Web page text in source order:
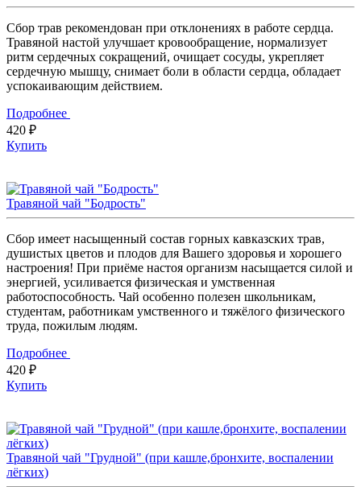
Сбор трав рекомендован при отклонениях в работе сердца.
Травяной настой улучшает кровообращение, нормализует
ритм сердечных сокращений, очищает сосуды, укрепляет
сердечную мышцу, снимает боли в области сердца, обладает
успокаивающим действием.
Подробнее
420 ₽
Купить
Травяной чай "Бодрость"
Сбор имеет насыщенный состав горных кавказских трав,
душистых цветов и плодов для Вашего здоровья и хорошего
настроения! При приёме настоя организм насыщается силой и
энергией, усиливается физическая и умственная
работоспособность. Чай особенно полезен школьникам,
студентам, работникам умственного и тяжёлого физического
труда, пожилым людям.
Подробнее
420 ₽
Купить
Травяной чай "Грудной" (при кашле,бронхите, воспалении
лёгких)